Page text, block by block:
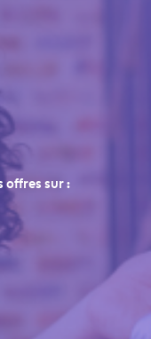
offres sur :